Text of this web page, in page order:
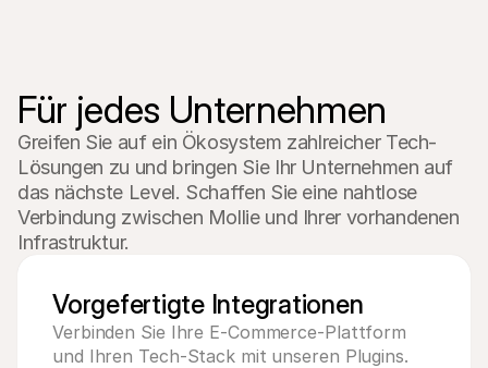
Für jedes Unternehmen
Greifen Sie auf ein Ökosystem zahlreicher Tech-
Lösungen zu und bringen Sie Ihr Unternehmen auf
das nächste Level. Schaffen Sie eine nahtlose
Verbindung zwischen Mollie und Ihrer vorhandenen
Infrastruktur.
Vorgefertigte Integrationen
Verbinden Sie Ihre E-Commerce-Plattform
und Ihren Tech-Stack mit unseren Plugins.